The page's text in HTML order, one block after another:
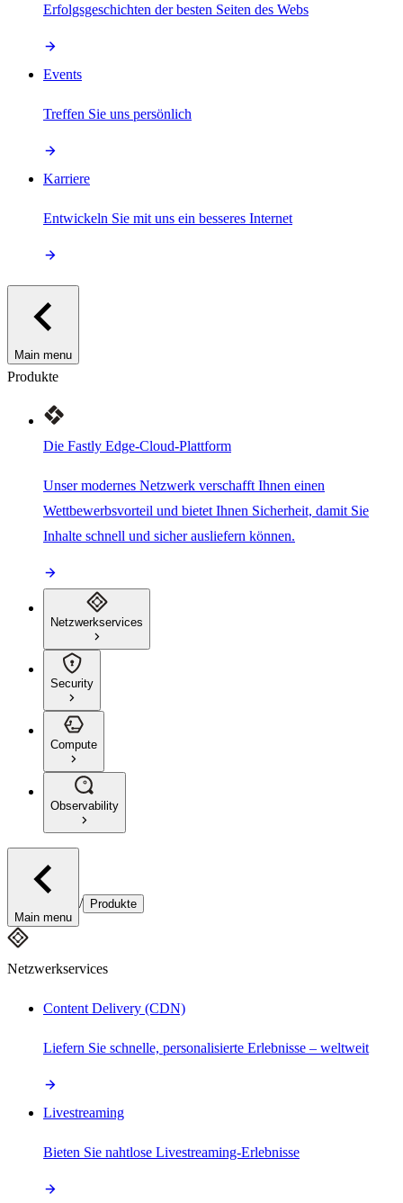
Erfolgsgeschichten der besten Seiten des Webs
Events
Treffen Sie uns persönlich
Karriere
Entwickeln Sie mit uns ein besseres Internet
Main menu
Produkte
Die Fastly Edge-Cloud-Plattform
Unser modernes Netzwerk verschafft Ihnen einen
Wettbewerbsvorteil und bietet Ihnen Sicherheit, damit Sie
Inhalte schnell und sicher ausliefern können.
Netzwerkservices
Security
Compute
Observability
Main menu
/ Produkte
Netzwerkservices
Content Delivery (CDN)
Liefern Sie schnelle, personalisierte Erlebnisse – weltweit
Livestreaming
Bieten Sie nahtlose Livestreaming-Erlebnisse